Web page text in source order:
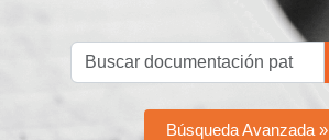
Búsqueda Avanzada »